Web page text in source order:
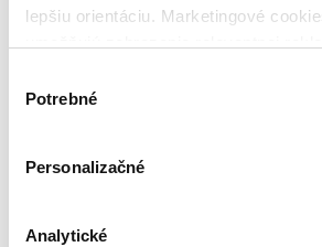
lepšiu orientáciu. Marketingové
keby sme mohli používať všetky tieto
súhlasu
Potrebné
Personalizačné
Analytické